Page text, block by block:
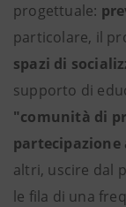
progettuale:
particolare, il
spazi di
supporto di
"comunità di
partecipazione
altri, uscire dal
le fila di una